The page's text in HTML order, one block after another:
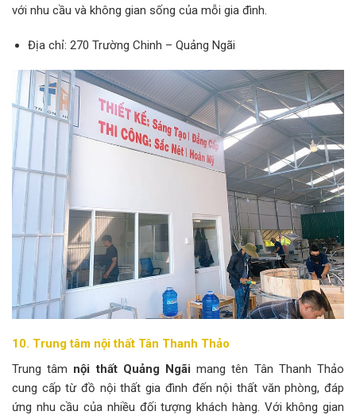
với nhu cầu và không gian sống của mỗi gia đình.
Địa chỉ: 270 Trường Chinh – Quảng Ngãi
10. Trung tâm nội thất Tân Thanh Thảo
Trung tâm nội thất Quảng Ngãi mang tên Tân Thanh Thảo
cung cấp từ đồ nội thất gia đình đến nội thất văn phòng, đáp
ứng nhu cầu của nhiều đối tượng khách hàng. Với không gian